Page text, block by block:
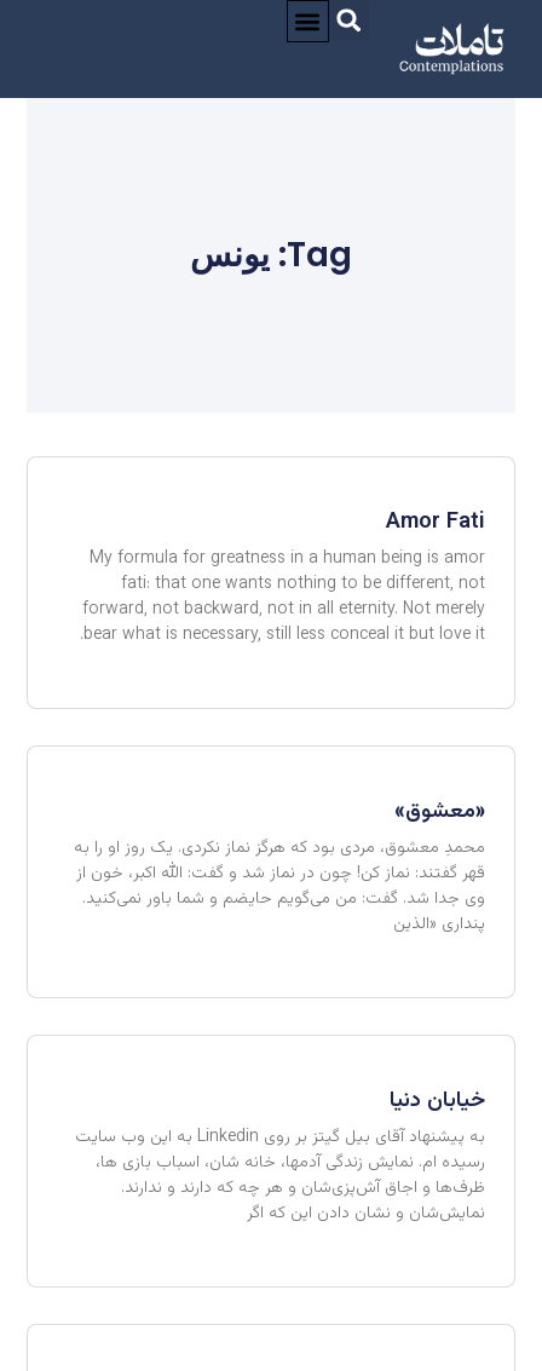
Tag: یونس
Amor Fati
My formula for greatness in a human being is amor
fati: that one wants nothing to be different, not
forward, not backward, not in all eternity. Not merely
bear what is necessary, still less conceal it but love it.
«معشوق»
محمدِ معشوق، مردی بود که هرگز نماز نکردی. یک روز او را به
قهر گفتند: نماز کن! چون در نماز شد و گفت: الله اکبر، خون از
وی جدا شد. گفت: من می‌گویم حایضم و شما باور نمی‌کنید.
پنداری «الذین
خیابان دنیا
به پیشنهاد آقای بیل گیتز بر روی Linkedin به این وب سایت
رسیده ام. نمایش زندگی آدمها‌، خانه شان، اسباب بازی ها،
ظرف‌ها و اجاق آش‌پزی‌شان و هر چه که دارند و ندارند.
نمایش‌شان و نشان دادن این که اگر